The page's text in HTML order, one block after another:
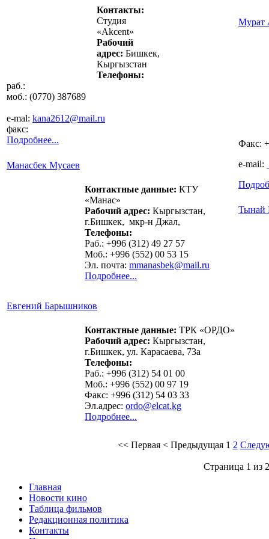
Контакты:
Студия
«Akcent»
Рабочий
адрес: Бишкек,
Кыргызстан
Телефоны:
раб.:
моб.: (0770) 387689
e-mal: kana2612@mail.ru
факс:
Подробнее...
Манасбек Мусаев
Контактные данные: КТУ
«Манас»
Рабочий адрес: Кыргызстан,
г.Бишкек, мкр-н Джал,
Телефоны:
Раб.: +996 (312) 49 27 57
Моб.: +996 (552) 00 53 15
Эл. почта: mmanasbek@mail.ru
Подробнее...
Евгений Барышников
Контактные данные: ТРК «ОРДО»
Рабочий адрес: Кыргызстан,
г.Бишкек, ул. Карасаева, 73а
Телефоны:
Раб.: +996 (312) 54 01 00
Моб.: +996 (552) 00 97 19
Факс: +996 (312) 54 03 33
Эл.адрес: ordo@elcat.kg
Подробнее...
Мурат
Факс:
e-mail:
Тынай
<< Первая< Предыдущая 1 2
Страница 1 из 2
Главная
Новости кино
Таблица фильмов
Редакционная политика
Контакты